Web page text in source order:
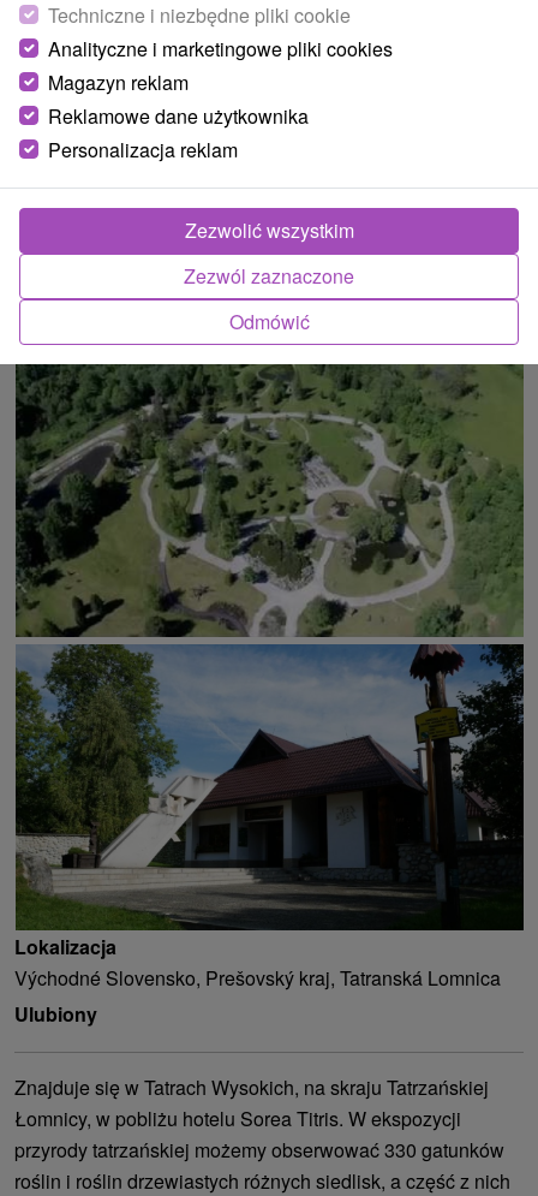
Region turystyczny
Vysoké Tatry, v Tatrách, Východné Slovensko, Prešovský
kraj
Znalazłeś błąd lub chcesz polecić nam nową atrakcję
Lokalizacja
Východné Slovensko, Prešovský kraj, Tatranská Lomnica
Ulubiony
Znajduje się w Tatrach Wysokich, na skraju Tatrzańskiej
Łomnicy, w pobliżu hotelu Sorea Titris. W ekspozycji
przyrody tatrzańskiej możemy obserwować 330 gatunków
roślin i roślin drzewiastych różnych siedlisk, a część z nich
Techniczne i niezbędne pliki cookie
Analityczne i marketingowe pliki cookies
Magazyn reklam
Reklamowe dane użytkownika
Personalizacja reklam
Odmówić
Zezwól zaznaczone
Zezwolić wszystkim